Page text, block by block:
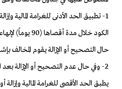
1- تطبيق الحد الأدنى للغرامة المالية
الكود خلال مدة
حال التصحيح أو الإزالة يقوم المخالف
يطبق الحد الأقصى للغرامة المالية